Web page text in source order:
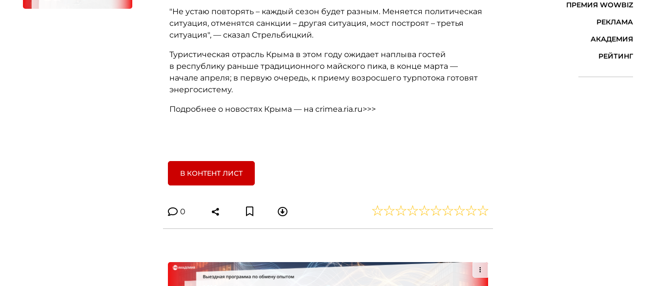
"Не устаю повторять – каждый сезон будет разным. Меняется политическая
ситуация, отменятся санкции – другая ситуация, мост построят – третья
ситуация", — сказал Стрельбицкий.
Туристическая отрасль Крыма в этом году ожидает наплыва гостей
в республику раньше традиционного майского пика, в конце марта —
начале апреля; в первую очередь, к приему возросшего турпотока готовят
энергосистему.
Подробнее о новостях Крыма — на crimea.ria.ru>>>
В КОНТЕНТ ЛИСТ
0
ПРЕМИЯ WOWBIZ
РЕКЛАМА
АКАДЕМИЯ
РЕЙТИНГ